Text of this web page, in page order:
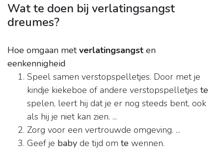
Wat te doen bij verlatingsangst
dreumes?
Hoe omgaan metverlatingsangst en
eenkennigheid
Speel samen verstopspelletjes. Door met je
kindje kiekeboe of andere verstopspelletjes te
spelen, leert hij dat je er nog steeds bent, ook
als hij je niet kan zien. ...
Zorg voor een vertrouwde omgeving. ...
Geef je baby de tijd om te wennen.